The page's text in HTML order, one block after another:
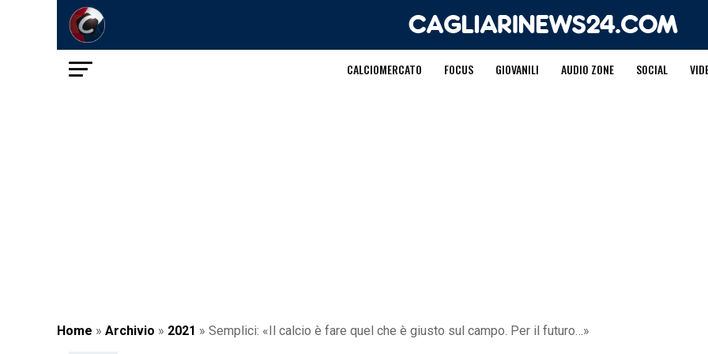
CALCIOMERCATO FOCUS GIOVANILI AUDIO ZONE SOCIAL
Home » Archivio » 2021 » Semplici: «Il calcio è fare quel che è giusto sul campo. Per il futuro…»